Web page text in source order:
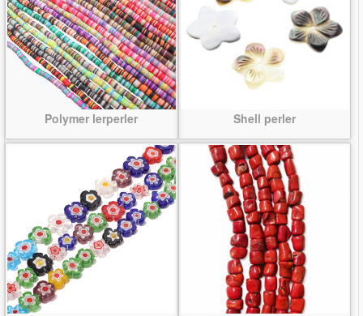
Polymer lerperler Shell perler